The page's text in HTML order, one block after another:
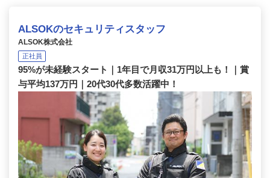
ALSOKのセキュリティスタッフ
ALSOK株式会社
正社員
95%が未経験スタート｜1年目で月収31万円以上も！｜賞
与平均137万円｜20代30代多数活躍中！